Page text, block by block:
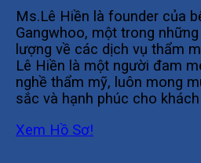
Ms.Lê Hiền là founder của
Gangwhoo, một trong
lượng về các dịch vụ thẩm
Lê Hiền là một người đam
nghề thẩm mỹ, luôn mong
sắc và hạnh phúc cho khách
Xem Hồ Sơ!